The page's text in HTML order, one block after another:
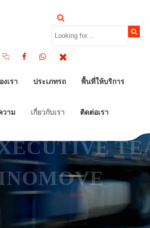
งเรา ประเภทรถ พื้นที่ให้บริการ
วาม เกี่ยวกับเรา ติดต่อเรา
ยบผู้บริหาร
ผู้บริหาร บริษัท
มูฟ จำกัด |